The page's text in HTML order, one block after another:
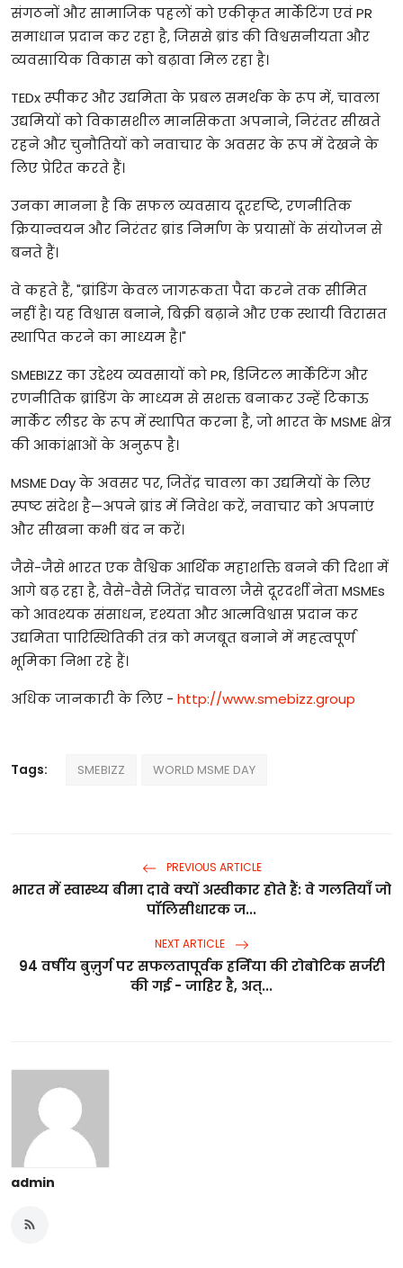
संगठनोंऔरसामाजिकपहलोंकोएकीकृतमार्केटिंगएवंPR
समाधानप्रदानकररहाहै,जिससेब्रांडकीविश्वसनीयताऔर
व्यवसायिकविकासकोबढ़ावामिलरहाहै।
TEDxस्पीकरऔरउद्यमिताकेप्रबलसमर्थककेरूपमें,चावला
उद्यमियोंकोविकासशीलमानसिकता अपनाने,निरंतरसीखते
रहनेऔरचुनौतियोंकोनवाचारके अवसरकेरूपमेंदेखनेके
लिएप्रेरितकरतेहैं।
उनकामाननाहैकिसफलव्यवसायदूरदृष्टि,रणनीतिक
क्रियान्वयनऔरनिरंतरब्रांडनिर्माणकेप्रयासोंकेसंयोजनसे
बनतेहैं।
वेकहतेहैं, "ब्रांडिंगकेवलजागरूकतापैदाकरनेतकसीमित
नहींहै।यहविश्वासबनाने,बिक्रीबढ़ानेऔरएकस्थायीविरासत
स्थापितकरनेकामाध्यमहै।"
SMEBIZZ काउद्देश्यव्यवसायोंकोPR,डिजिटलमार्केटिंगऔर
रणनीतिकब्रांडिंगकेमाध्यमसेसशक्तबनाकरउन्हेंटिकाऊ
मार्केटलीडरकेरूपमेंस्थापितकरनाहै,जोभारतकेMSME क्षेत्र
कीआकांक्षाओंके अनुरूपहै।
MSME Dayके अवसरपर,जितेंद्रचावलाकाउद्यमियोंकेलिए
स्पष्टसंदेशहै—अपनेब्रांडमेंनिवेशकरें,नवाचारको अपनाएं
औरसीखनाकभीबंदनकरें।
जैसे-जैसेभारतएकवैश्विकआर्थिकमहाशक्तिबननेकीदिशामें
आगेबढ़रहाहै,वैसे-वैसेजितेंद्रचावलाजैसेदूरदर्शीनेताMSMEs
कोआवश्यकसंसाधन,दृश्यताऔरआत्मविश्वासप्रदानकर
उद्यमितापारिस्थितिकीतंत्रकोमजबूतबनानेमेंमहत्वपूर्ण
भूमिकानिभारहेहैं।
अधिकजानकारीकेलिए - http://www.smebizz.group
Tags: SMEBIZZ WORLD MSME DAY
PREVIOUS ARTICLE
भारत में स्वास्थ्य बीमा दावे क्यों अस्वीकार होते हैं: वे गलतियाँ जो
पॉलिसीधारक ज...
NEXT ARTICLE
94 वर्षीय बुज़ुर्ग पर सफलतापूर्वक हर्निया की रोबोटिक सर्जरी
की गई - जाहिर है, अत्...
admin